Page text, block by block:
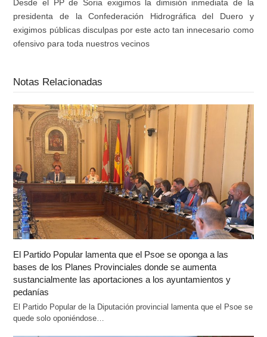
Desde el PPde Soria exigimos la dimisión inmediata de la
presidenta de la Confederación Hidrográfica del Duero y
exigimos públicas disculpas por este acto tan innecesario como
ofensivo para toda nuestros vecinos
Notas Relacionadas
El Partido Popular lamenta que el Psoe se oponga a las
bases de los Planes Provinciales donde se aumenta
sustancialmente las aportaciones a los ayuntamientos y
pedanías
El Partido Popular de la Diputación provincial lamenta que el Psoe se
quede solo oponiéndose…